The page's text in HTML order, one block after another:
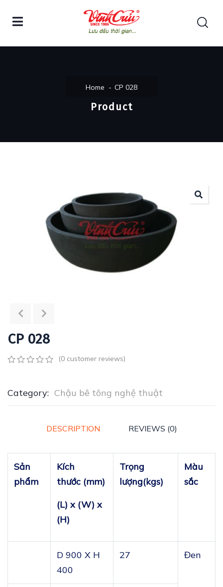
Home CP 028
Product
CP 028
of
based
(0 customer reviews)
Category: Chậu bê tông nghệ thuật
DESCRIPTION REVIEWS (0)
Sản
phẩm
Kích
thước (mm)
(L) x (W) x
(H)
Trọng
lượng(kgs)
Màu
sắc
D 900 X H
400
27 Đen